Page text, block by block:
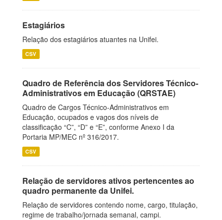
Estagiários
Relação dos estagiários atuantes na Unifei.
CSV
Quadro de Referência dos Servidores Técnico-
Administrativos em Educação (QRSTAE)
Quadro de Cargos Técnico-Administrativos em
Educação, ocupados e vagos dos níveis de
classificação “C”, “D” e “E”, conforme Anexo I da
Portaria MP/MEC nº 316/2017.
CSV
Relação de servidores ativos pertencentes ao
quadro permanente da Unifei.
Relação de servidores contendo nome, cargo, titulação,
regime de trabalho/jornada semanal, campi.